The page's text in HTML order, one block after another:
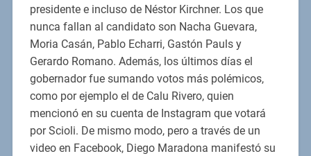
presidente e incluso de Néstor Kirchner. Los que
nunca fallan al candidato son Nacha Guevara,
Moria Casán, Pablo Echarri, Gastón Pauls y
Gerardo Romano. Además, los últimos días el
gobernador fue sumando votos más polémicos,
como por ejemplo el de Calu Rivero, quien
mencionó en su cuenta de Instagram que votará
por Scioli. De mismo modo, pero a través de un
video en Facebook, Diego Maradona manifestó su